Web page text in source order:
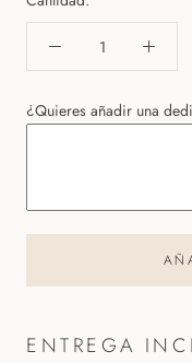
¿Quieres añadir una
ENTREGA